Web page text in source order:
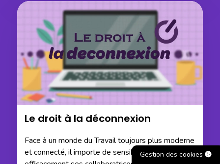
Le droit à la déconnexion
Face à un monde du Travail toujours plus moderne
et connecté, il importe de sensibiliserGestion des cookies